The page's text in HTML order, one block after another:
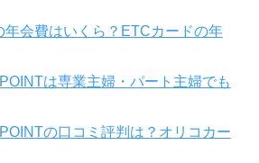
年会費はいくら？ETCカードの年
は専業主婦・パート主婦でも
の口コミ評判は？オリコカー